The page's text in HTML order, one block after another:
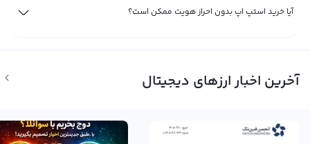
فروش استپ اپ FITFI
می‌پردازید، سود یا ضرر شما نهایی می‌شود. در حال حاضر، استپ اپ یکی از ارز‌های
خوبی تسلط دارید، می‌توانید با مراجعه به صرافی رابکس، بهترین قیمت بازار را برای
آیا خرید استپ اپ بدون احراز هویت ممکن است؟
آخرین اخبار ارزهای دیجیتال